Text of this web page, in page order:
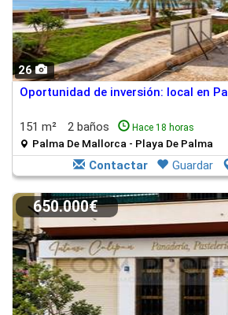
26
Oportunidad de inversión: local en
151 m² 2 baños Hace 18 horas
Palma De Mallorca - Playa De Palma
Contactar Guardar
650.000€